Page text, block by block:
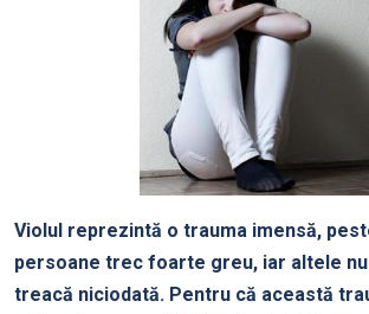
Violul reprezintă o trauma imensă,
persoane trec foarte greu, iar altele
treacă niciodată. Pentru că această